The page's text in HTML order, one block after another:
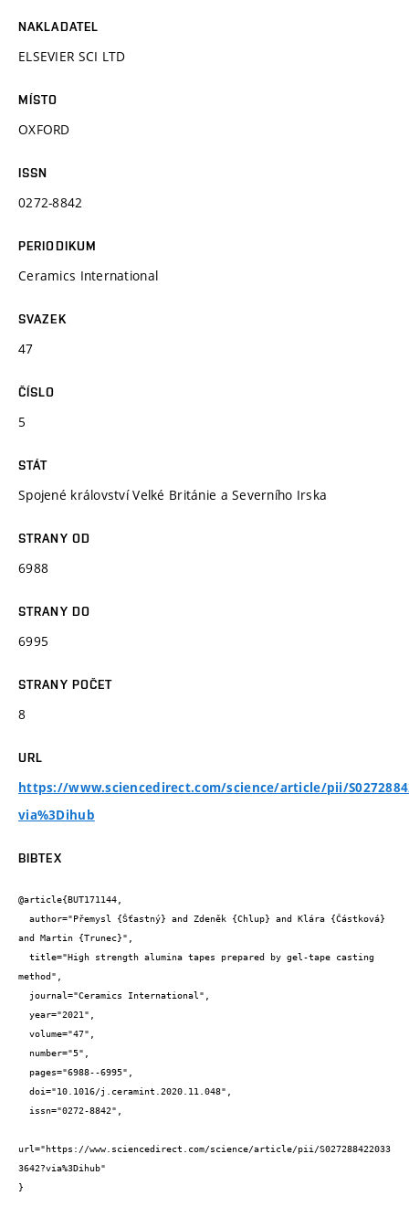
NAKLADATEL
ELSEVIER SCI LTD
MÍSTO
OXFORD
ISSN
0272-8842
PERIODIKUM
Ceramics International
SVAZEK
47
ČÍSLO
5
STÁT
Spojené království Velké Británie a Severního Irska
STRANY OD
6988
STRANY DO
6995
STRANY POČET
8
URL
https://www.sciencedirect.com/science/article/pii/
via%3Dihub
BIBTEX
@article{BUT171144,
and Martin {Trunec}",
method",
url="https://www.sciencedirect.com/science/article/pii/S027288422033
3642?via%3Dihub"
}